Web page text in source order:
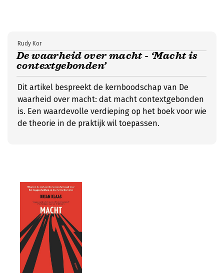
De waarheid over macht - ‘Macht is
contextgebonden’
Rudy Kor
Dit artikel bespreekt de kernboodschap van De
waarheid over macht: dat macht contextgebonden
is. Een waardevolle verdieping op het boek voor wie
de theorie in de praktijk wil toepassen.